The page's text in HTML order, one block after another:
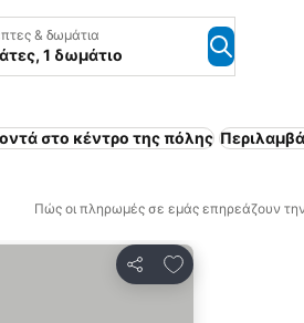
& δωμάτια
1 δωμάτιο
στο κέντρο της πόλης
Πώς οι πληρωμές σε εμάς επηρεάζουν
Κοινοποίηση
Προσθήκη στα